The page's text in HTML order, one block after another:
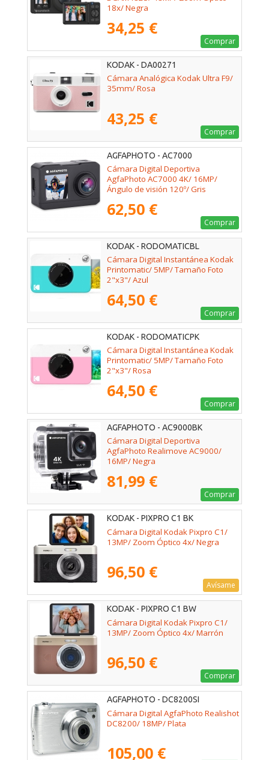
18x/ Negra
34,25 €
Comprar
KODAK - DA00271
Cámara Analógica Kodak Ultra F9/
35mm/ Rosa
43,25 €
Comprar
AGFAPHOTO - AC7000
Cámara Digital Deportiva
AgfaPhoto AC7000 4K/ 16MP/
Ángulo de visión 120º/ Gris
62,50 €
Comprar
KODAK - RODOMATICBL
Cámara Digital Instantánea Kodak
Printomatic/ 5MP/ Tamaño Foto
2"x3"/ Azul
64,50 €
Comprar
KODAK - RODOMATICPK
Cámara Digital Instantánea Kodak
Printomatic/ 5MP/ Tamaño Foto
2"x3"/ Rosa
64,50 €
Comprar
AGFAPHOTO - AC9000BK
Cámara Digital Deportiva
AgfaPhoto Realimove AC9000/
16MP/ Negra
81,99 €
Comprar
KODAK - PIXPRO C1 BK
Cámara Digital Kodak Pixpro C1/
13MP/ Zoom Óptico 4x/ Negra
96,50 €
Avísame
KODAK - PIXPRO C1 BW
Cámara Digital Kodak Pixpro C1/
13MP/ Zoom Óptico 4x/ Marrón
96,50 €
Comprar
AGFAPHOTO - DC8200SI
Cámara Digital AgfaPhoto Realishot
DC8200/ 18MP/ Plata
105,00 €